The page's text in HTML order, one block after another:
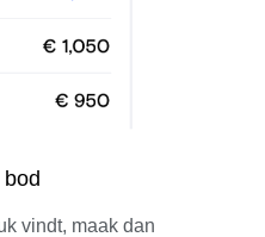
vindt, maak dan